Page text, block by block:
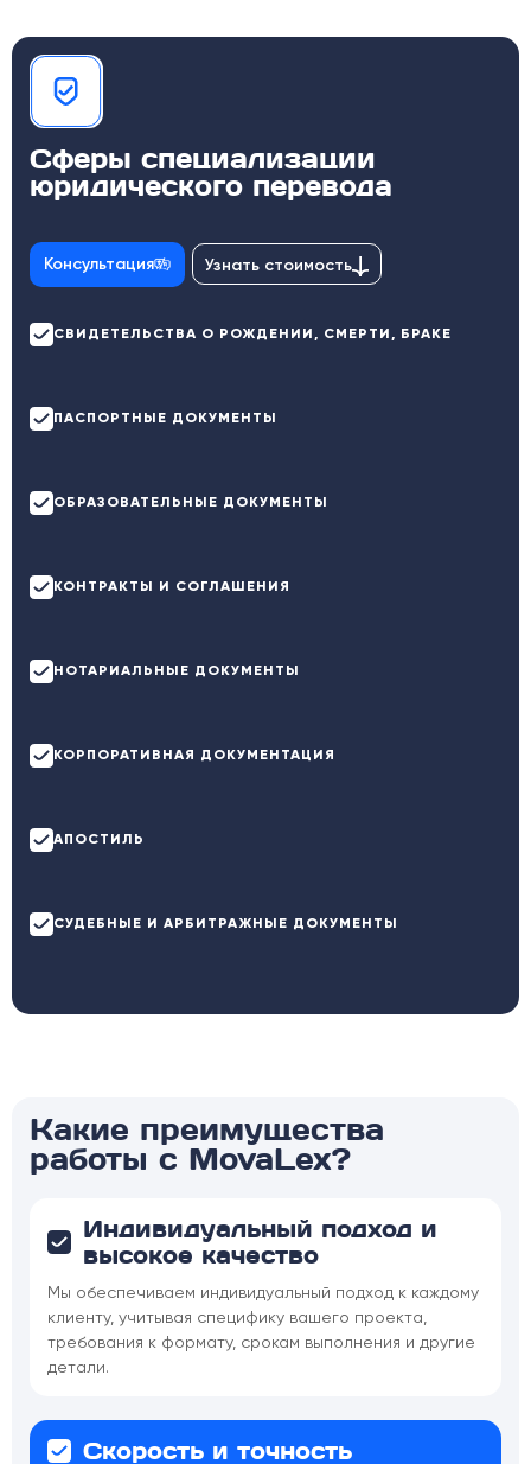
Сферы специализации
юридического перевода
Консультация Узнать стоимость
СВИДЕТЕЛЬСТВА О РОЖДЕНИИ, СМЕРТИ, БРАКЕ
ПАСПОРТНЫЕ ДОКУМЕНТЫ
ОБРАЗОВАТЕЛЬНЫЕ ДОКУМЕНТЫ
КОНТРАКТЫ И СОГЛАШЕНИЯ
НОТАРИАЛЬНЫЕ ДОКУМЕНТЫ
КОРПОРАТИВНАЯ ДОКУМЕНТАЦИЯ
АПОСТИЛЬ
СУДЕБНЫЕ И АРБИТРАЖНЫЕ ДОКУМЕНТЫ
Какие преимущества
работы с MovaLex?
Индивидуальный подход и
высокое качество
Мы обеспечиваем индивидуальный подход к каждому
клиенту, учитывая специфику вашего проекта,
требования к формату, срокам выполнения и другие
детали.
Скорость и точность